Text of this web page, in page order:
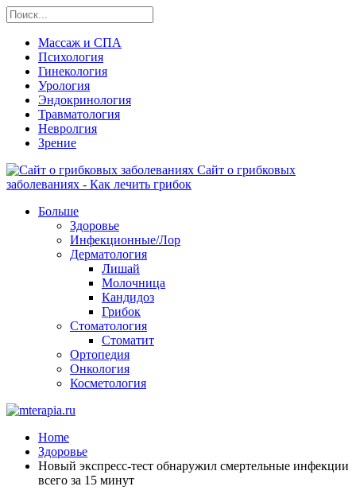
Массаж и СПА
Психология
Гинекология
Урология
Эндокринология
Травматология
Невролгия
Зрение
Сайт о грибковых
заболеваниях - Как лечить грибок
Больше
Здоровье
Инфекционные/Лор
Дерматология
Лишай
Молочница
Кандидоз
Грибок
Стоматология
Стоматит
Ортопедия
Онкология
Косметология
Home
Здоровье
Новый экспресс-тест обнаружил смертельные инфекции
всего за 15 минут